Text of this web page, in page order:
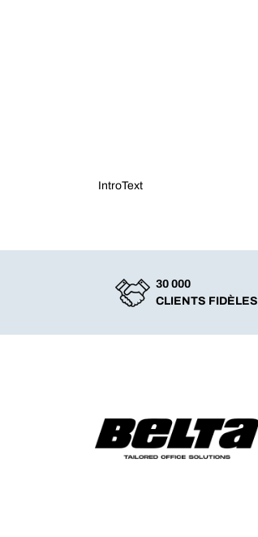
IntroText
30 000
CLIENTS FIDÈLES